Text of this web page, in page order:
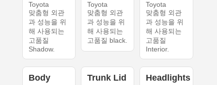
Toyota
맞춤형 외관
과 성능을 위
해 사용되는
고품질
Shadow.
Toyota
맞춤형 외관
과 성능을 위
해 사용되는
고품질 black.
Toyota
맞춤형 외관
과 성능을 위
해 사용되는
고품질
Interior.
Body Trunk Lid Headlights